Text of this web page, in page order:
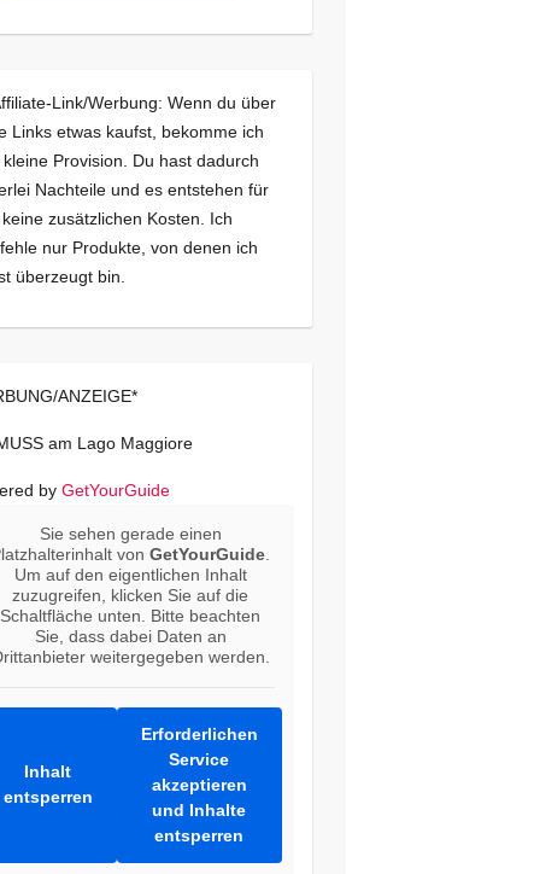
Link/Werbung: Wenn du über
Links etwas kaufst, bekomme ich
Provision. Du hast dadurch
Nachteile und es entstehen für
zusätzlichen Kosten. Ich
nur Produkte, von denen ich
überzeugt bin.
ANZEIGE*
am Lago Maggiore
by GetYourGuide
Sie sehen gerade einen
vonGetYourGuide
Um auf den eigentlichen Inhalt
zuzugreifen, klicken Sie auf die
Schaltfläche unten. Bitte beachten
Sie, dass dabei Daten an
weitergegeben werden.
Inhalt
entsperren
Erforderlichen
Service
akzeptieren
und Inhalte
entsperren